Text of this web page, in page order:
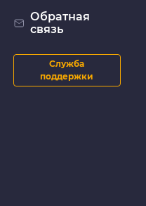
Обратная
связь
Служба
поддержки